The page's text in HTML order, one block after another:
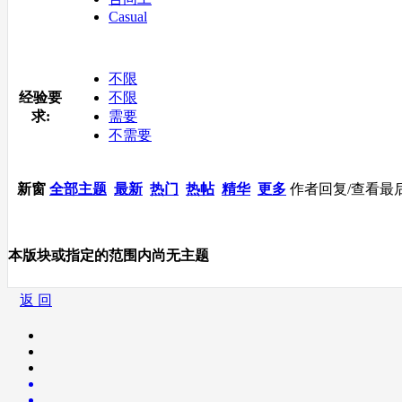
Casual
经验要
求:
不限
不限
需要
不需要
新窗 全部主题 最新 热门 热帖 精华 更多 作者回复/查看最
本版块或指定的范围内尚无主题
返 回